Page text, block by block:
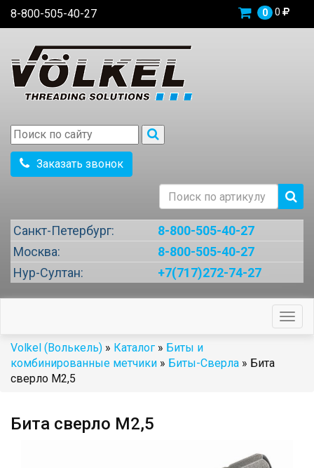
8-800-505-40-27 0 0
Заказать звонок
Санкт-Петербург:
8-800-505-40-27
Москва:
8-800-505-40-27
Нур-Султан:
+7(717)272-74-27
Volkel (Волькель) » Каталог » Биты и
комбинированные метчики » Биты-Сверла » Бита
сверло М2,5
Бита сверло М2,5